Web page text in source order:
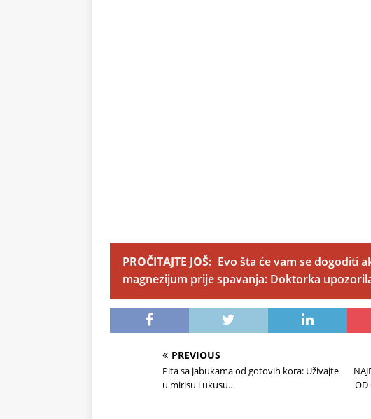
PROČITAJTE JOŠ: Evo šta će vam se dogoditi
magnezijum prije spavanja: Doktorka
PREVIOUS
Pita sa jabukama od gotovih kora: Uživajte
u mirisu i ukusu…
OD